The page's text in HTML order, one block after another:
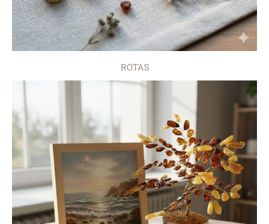
ROTAS